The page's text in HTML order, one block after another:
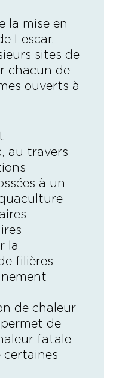
testées
dans le Gers
est le cœur
C’est là que
productions
et
nouveaux
exploitée
à
Pyrénées-
tout en
elle
production
durable et
la mise en
Lescar,
sites de
chacun de
ouverts à
au travers
à un
la
filières
de chaleur
permet de
fatale
certaines